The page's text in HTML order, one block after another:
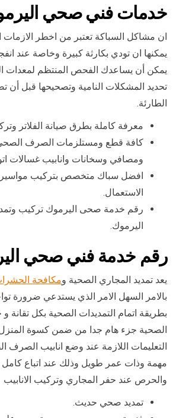
خدمات فني صحي
ان مشاكل السباكة تعتبر من اخطر الازمات
يمكنها ان تودي بكارثة كبيرة وخاصة عند
يمكن أن يساعدك الفحص المنتظم لمعدات
تحديد المشكلات النامية وتصحيحها قبل أن
الطارئة.
معرفة كاملة بطرق صيانة الفلاتر
كافة قطع ومستلزمات الصرف
ومصافي وسخانات وانابيب غسالات
افضل سباك متخصص بتركيب مواسير
الاستعمال.
رقم خدمة صحى اليرموك تركيب
اليرموك.
رقم خدمة فني صحي
يعد تمديد المجاري الصحية ومكافحة
بالامر السهل الامر الذي يستدعي ضرورة
بطريقة اتمام التمديدات الصحية بكل تقانة و
الصحية جزء هام جدا من ضمن كسوة المنزل
التعليمات اللازمة عند وضع انابيب الصرف
مهمة وذات عمر طويل وذلك عند اتباع كامل
والحرص عند حفر المجاري وتركيب الانابيب
تمديد صحي حديث.